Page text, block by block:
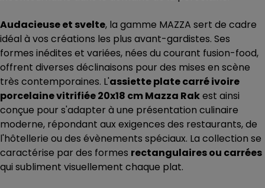
Audacieuse et svelte, la gamme MAZZA sert de cadre
idéal à vos créations les plus avant-gardistes. Ses
formes inédites et variées, nées du courant fusion-food,
offrent diverses déclinaisons pour des mises en scène
très contemporaines. L'assiette plate carré ivoire
porcelaine vitrifiée 20x18 cm Mazza Rakest ainsi
conçue pour s'adapter à une présentation culinaire
moderne, répondant aux exigences des restaurants, de
l'hôtellerie ou des évènements spéciaux. La collection se
caractérise par des formes rectangulaires ou carrées
qui subliment visuellement chaque plat.